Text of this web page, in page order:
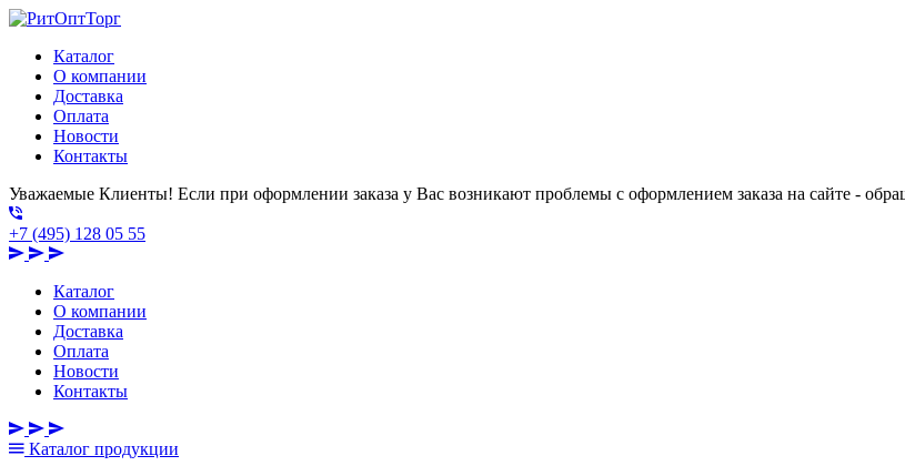
Каталог
О компании
Доставка
Оплата
Новости
Контакты
Уважаемые Клиенты! Если при оформлении заказа у Вас возникают проблемы с оформлением заказа на сайте -
+7 (495) 128 05 55
Каталог
О компании
Доставка
Оплата
Новости
Контакты
Каталог продукции